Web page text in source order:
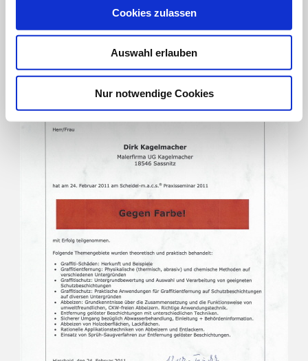
Cookies zulassen
Auswahl erlauben
Nur notwendige Cookies